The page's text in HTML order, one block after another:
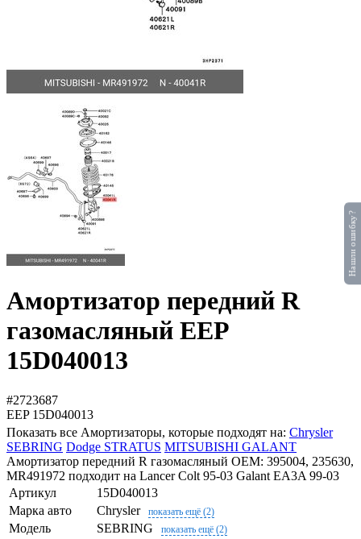
Амортизатор передний R
газомасляный EEP
15D040013
#2723687
EEP 15D040013
Показать все Амортизаторы, которые подходят на: Chrysler
SEBRING Dodge STRATUS MITSUBISHI GALANT
Амортизатор передний R газомасляный OEM: 395004, 235630,
MR491972 подходит на Lancer Colt 95-03 Galant EA3A 99-03
Артикул
15D040013
Марка авто
Chrysler показать ещё (2)
Модель SEBRING показать ещё (2)
Нашли ошибку?